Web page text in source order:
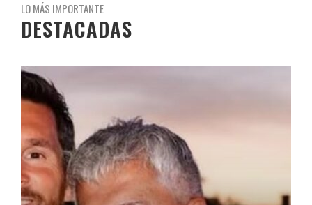
LO MÁS IMPORTANTE
DESTACADAS